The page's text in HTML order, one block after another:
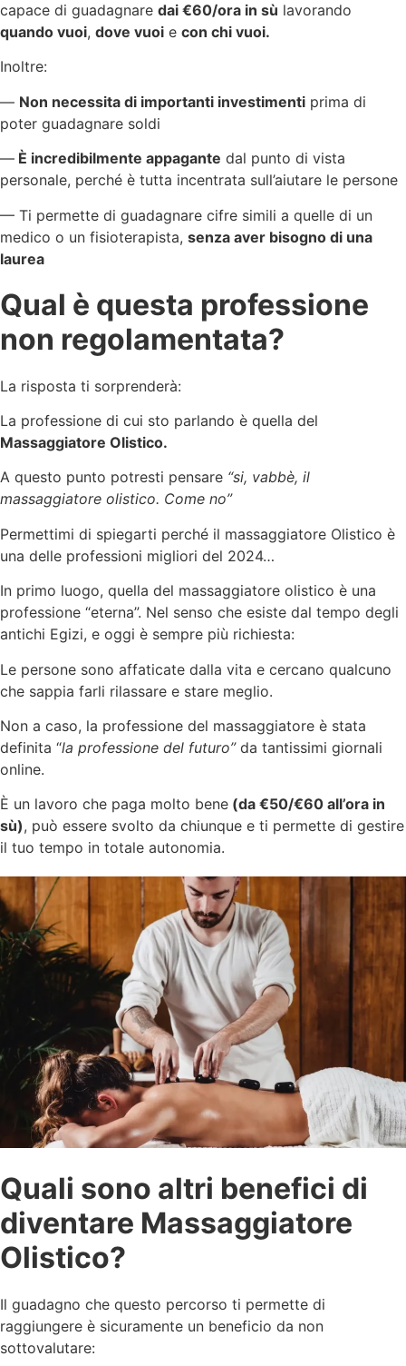
capace di guadagnare dai €60/ora in sù lavorando
quando vuoi, dove vuoi e con chi vuoi.
Inoltre:
— Non necessita di importanti investimenti prima di
poter guadagnare soldi
— È incredibilmente appagante dal punto di vista
personale, perché è tutta incentrata sull’aiutare le persone
— Ti permette di guadagnare cifre simili a quelle di un
medico o un fisioterapista, senza aver bisogno di una
laurea
Qual è questa professione
non regolamentata?
La risposta ti sorprenderà:
La professione di cui sto parlando è quella del
Massaggiatore Olistico.
A questo punto potresti pensare “si, vabbè, il
massaggiatore olistico. Come no”
Permettimi di spiegarti perché il massaggiatore Olistico è
una delle professioni migliori del 2024…
In primo luogo, quella del massaggiatore olistico è una
professione “eterna”. Nel senso che esiste dal tempo degli
antichi Egizi, e oggi è sempre più richiesta:
Le persone sono affaticate dalla vita e cercano qualcuno
che sappia farli rilassare e stare meglio.
Non a caso, la professione del massaggiatore è stata
definita “la professione del futuro”da tantissimi giornali
online.
È un lavoro che paga molto bene (da €50/€60 all’ora in
sù), può essere svolto da chiunque e ti permette di gestire
il tuo tempo in totale autonomia.
Quali sono altri benefici di
diventare Massaggiatore
Olistico?
Il guadagno che questo percorso ti permette di
raggiungere è sicuramente un beneficio da non
sottovalutare: